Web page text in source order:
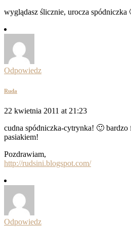
wyglądasz ślicznie, urocza spódniczka
Odpowiedz
Ruda
22 kwietnia 2011 at 21:23
cudna spódniczka-cytrynka! 🙂 bardzo
pasiakiem!
Pozdrawiam,
http://rudsini.blogspot.com/
Odpowiedz